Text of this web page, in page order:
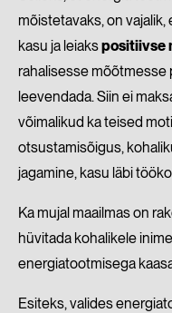
mõistetavaks, on
kasu ja leiakspositiivse
rahalisesse mõõtmesse
leevendada. Siin ei
võimalikud ka teised
otsustamisõigus,
jagamine, kasu läbi
Ka mujal maailmas on
hüvitada kohalikele
energiatootmisega
Esiteks, valides